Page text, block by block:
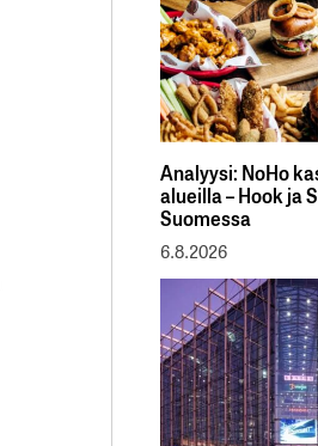
Analyysi: NoHo
alueilla – Hook ja
Suomessa
6.8.2026